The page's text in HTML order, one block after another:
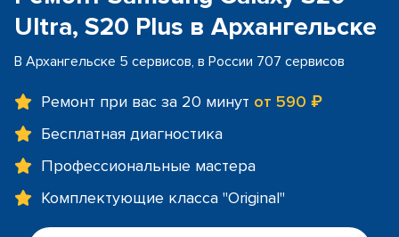
Ultra, S20 Plus в Архангельске
В Архангельске 5 сервисов, в России 707 сервисов
Ремонт при вас за 20 минут от 590 ₽
Бесплатная диагностика
Профессиональные мастера
Комплектующие класса "Original"